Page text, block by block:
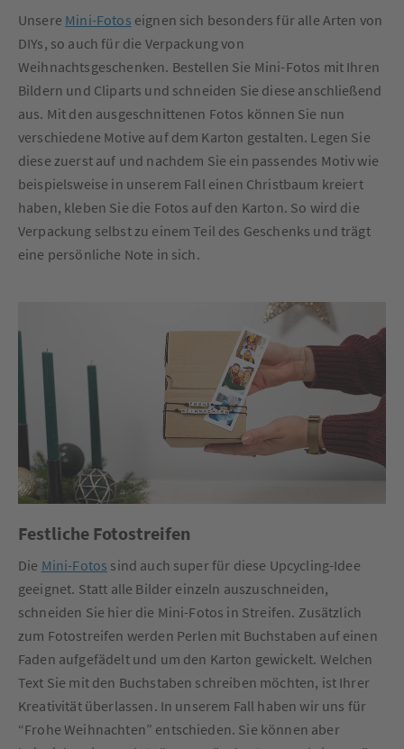
Unsere Mini-Fotos eignen sich besonders für alle Arten von
DIYs, so auch für die Verpackung von
Weihnachtsgeschenken. Bestellen Sie Mini-Fotos mit Ihren
Bildern und Cliparts und schneiden Sie diese anschließend
aus. Mit den ausgeschnittenen Fotos können Sie nun
verschiedene Motive auf dem Karton gestalten. Legen Sie
diese zuerst auf und nachdem Sie ein passendes Motiv wie
beispielsweise in unserem Fall einen Christbaum kreiert
haben, kleben Sie die Fotos auf den Karton. So wird die
Verpackung selbst zu einem Teil des Geschenks und trägt
eine persönliche Note in sich.
Festliche Fotostreifen
Die Mini-Fotos sind auch super für diese Upcycling-Idee
geeignet. Statt alle Bilder einzeln auszuschneiden,
schneiden Sie hier die Mini-Fotos in Streifen. Zusätzlich
zum Fotostreifen werden Perlen mit Buchstaben auf einen
Faden aufgefädelt und um den Karton gewickelt. Welchen
Text Sie mit den Buchstaben schreiben möchten, ist Ihrer
Kreativität überlassen. In unserem Fall haben wir uns für
“Frohe Weihnachten” entschieden. Sie können aber